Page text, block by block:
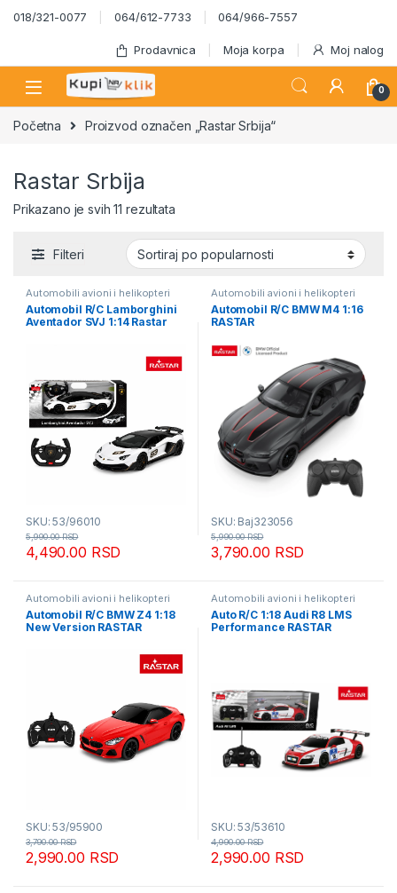
Skip to navigation
Skip to content
018/321-0077 064/612-7733 064/966-7557
Prodavnica Moja korpa Moj nalog
0
Početna Proizvod označen „Rastar Srbija“
Rastar Srbija
Prikazano je svih 11 rezultataSortirano po popularnosti
Filteri
Automobili avioni i helikopteri
Automobil R/C Lamborghini
Aventador SVJ 1:14 Rastar
SKU: 53/96010
4,490.00 RSD
5,990.00RSD
Automobili avioni i helikopteri
Automobil R/C BMW M4 1:16
RASTAR
SKU: Baj323056
3,790.00 RSD
5,990.00RSD
Automobili avioni i helikopteri
Automobil R/C BMW Z4 1:18
New Version RASTAR
SKU: 53/95900
2,990.00 RSD
3,790.00RSD
Automobili avioni i helikopteri
Auto R/C 1:18 Audi R8 LMS
Performance RASTAR
SKU: 53/53610
2,990.00 RSD
4,990.00RSD